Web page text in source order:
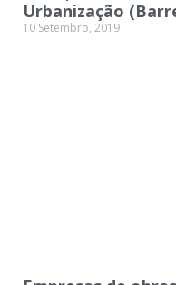
Urbanização
10 Setembro, 2019